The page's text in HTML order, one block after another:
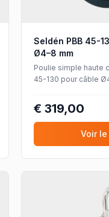
Seldén PBB 45-
Ø4–8 mm
Poulie simple haute
45-130 pour câble
€ 319,00
Voir